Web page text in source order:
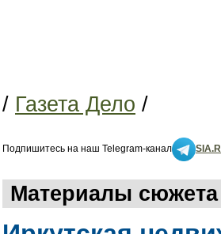
/ Газета Дело /
Подпишитесь на наш Telegram-канал
Материалы